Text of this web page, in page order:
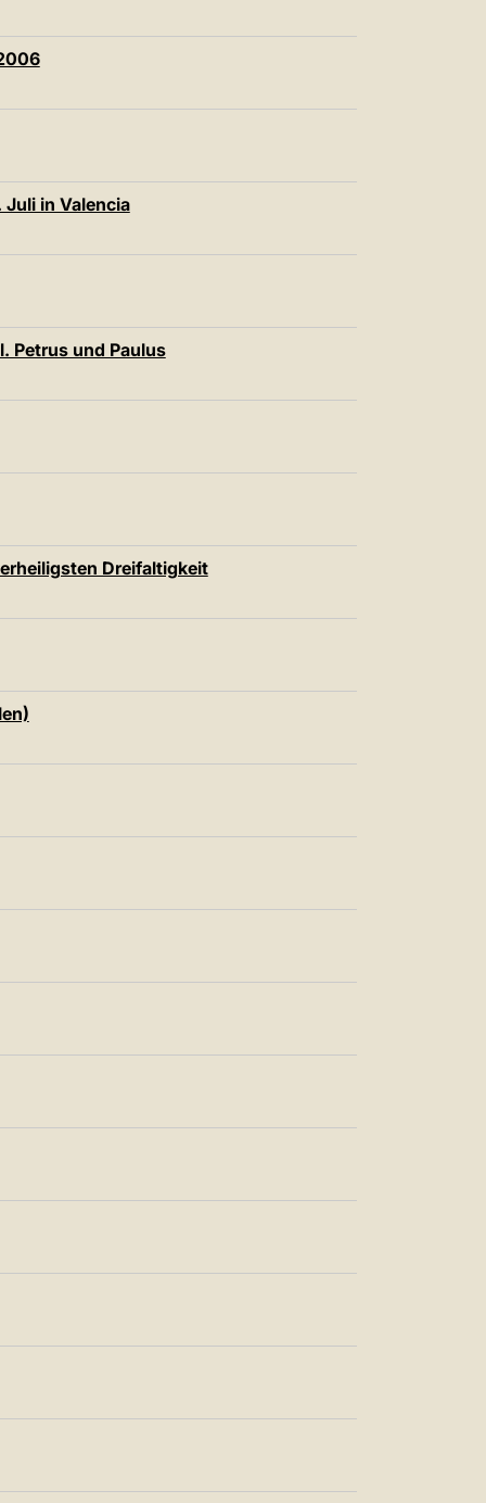
in Valencia
Petrus und Paulus
Dreifaltigkeit